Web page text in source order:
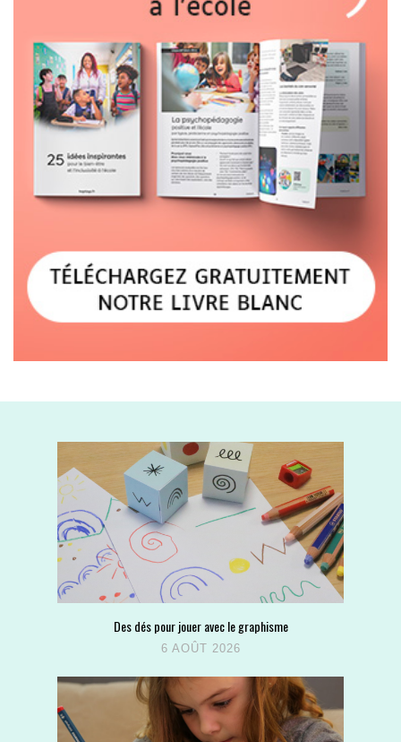
Des dés pour jouer avec le graphisme
6 AOÛT 2026